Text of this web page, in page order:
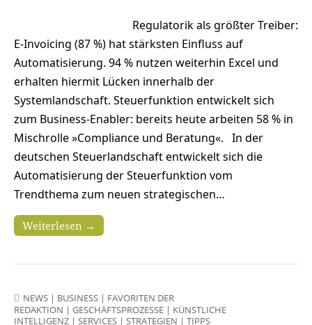
Regulatorik als größter Treiber:
E-Invoicing (87 %) hat stärksten Einfluss auf
Automatisierung. 94 % nutzen weiterhin Excel und
erhalten hiermit Lücken innerhalb der
Systemlandschaft. Steuerfunktion entwickelt sich
zum Business-Enabler: bereits heute arbeiten 58 % in
Mischrolle »Compliance und Beratung«. In der
deutschen Steuerlandschaft entwickelt sich die
Automatisierung der Steuerfunktion vom
Trendthema zum neuen strategischen…
Weiterlesen →
NEWS | BUSINESS | FAVORITEN DER
REDAKTION | GESCHÄFTSPROZESSE | KÜNSTLICHE
INTELLIGENZ | SERVICES | STRATEGIEN | TIPPS